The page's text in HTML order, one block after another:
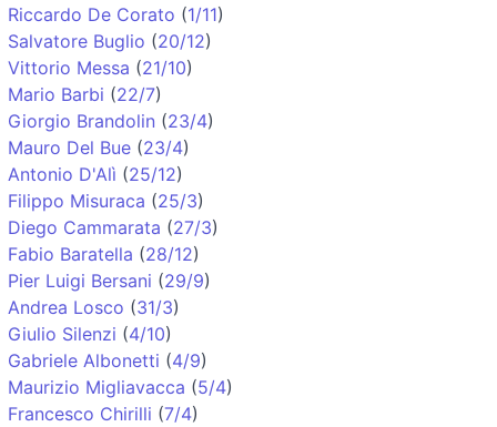
Riccardo De Corato (1/11)
Salvatore Buglio (20/12)
Vittorio Messa (21/10)
Mario Barbi (22/7)
Giorgio Brandolin (23/4)
Mauro Del Bue (23/4)
Antonio D'Alì (25/12)
Filippo Misuraca (25/3)
Diego Cammarata (27/3)
Fabio Baratella (28/12)
Pier Luigi Bersani (29/9)
Andrea Losco (31/3)
Giulio Silenzi (4/10)
Gabriele Albonetti (4/9)
Maurizio Migliavacca (5/4)
Francesco Chirilli (7/4)